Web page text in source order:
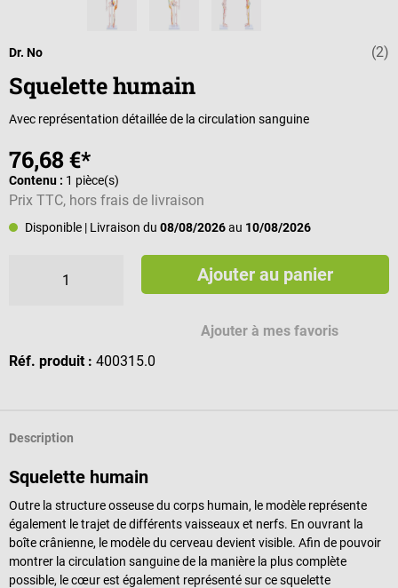
Note (2)
Dr. No
Squelette humain
Avec représentation détaillée de la circulation sanguine
76,68 €*
Contenu : 1 pièce(s)
Prix TTC, hors frais de livraison
Disponible | Livraison du 08/08/2026au 10/08/2026
Ajouter au panier
Ajouter à mes favoris
Réf. produit : 400315.0
Description
Squelette humain
Outre la structure osseuse du corps humain, le modèle représente
également le trajet de différents vaisseaux et nerfs. En ouvrant la
boîte crânienne, le modèle du cerveau devient visible. Afin de pouvoir
montrer la circulation sanguine de la manière la plus complète
possible, le cœur est également représenté sur ce squelette